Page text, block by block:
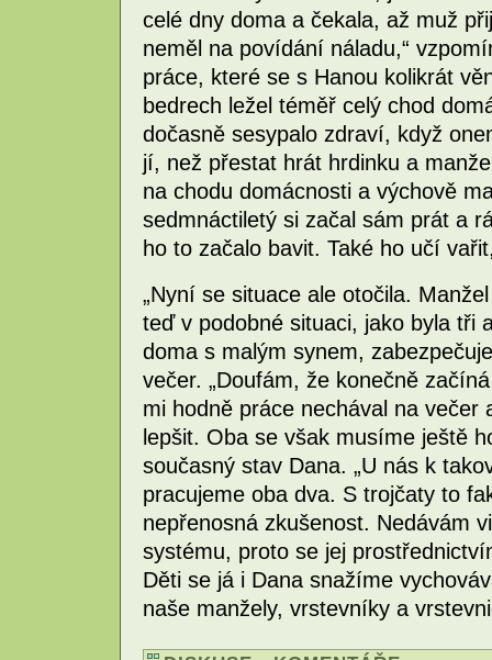
celé dny doma a čekala, až muž
neměl na povídání náladu,“
práce, které se s Hanou kolikrát
bedrech ležel téměř celý chod
dočasně sesypalo zdraví, když
jí, než přestat hrát hrdinku a
na chodu domácnosti a výchově
sedmnáctiletý si začal sám prát a
ho to začalo bavit. Také ho učí
„Nyní se situace ale otočila.
teď v podobné situaci, jako byla tři
doma s malým synem,
večer. „Doufám, že konečně
mi hodně práce nechával na
lepšit. Oba se však musíme ještě
současný stav Dana. „U nás k
pracujeme oba dva. S trojčaty to
nepřenosná zkušenost. Nedávám
systému, proto se jej
Děti se já i Dana snažíme
naše manžely, vrstevníky a